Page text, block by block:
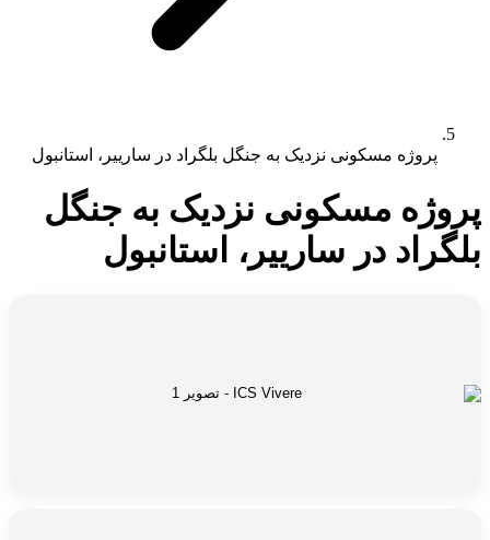
پروژه مسکونی نزدیک به جنگل بلگراد در سارییر، استانبول
پروژه مسکونی نزدیک به جنگل
بلگراد در سارییر، استانبول